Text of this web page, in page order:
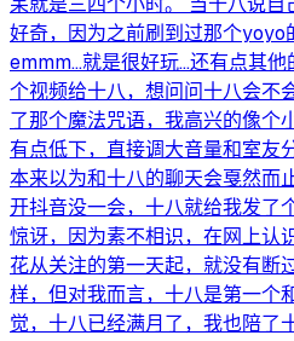
好奇，因为之前刷到过那个yoyo
emmm…就是很好玩…还有点其他
个视频给十八，想问问十八会不
了那个魔法咒语，我高兴的像个
有点低下，直接调大音量和室友
本来以为和十八的聊天会戛然而
开抖音没一会，十八就给我发了
惊讶，因为素不相识，在网上认
花从关注的第一天起，就没有断
样，但对我而言，十八是第一个
觉，十八已经满月了，我也陪了